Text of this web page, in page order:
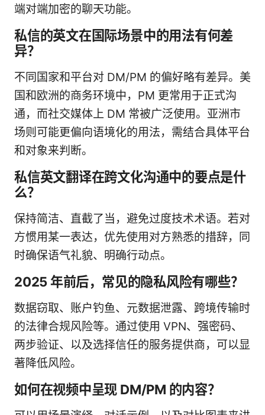
端对端加密的聊天功能。
私信的英文在国际场景中的用法有何差
异？
不同国家和平台对 DM/PM 的偏好略有差异。美
国和欧洲的商务环境中，PM 更常用于正式沟
通，而社交媒体上 DM 常被广泛使用。亚洲市
场则可能更偏向语境化的用法，需结合具体平台
和对象来判断。
私信英文翻译在跨文化沟通中的要点是什
么？
保持简洁、直截了当，避免过度技术术语。若对
方惯用某一表达，优先使用对方熟悉的措辞，同
时确保语气礼貌、明确行动点。
2025 年前后，常见的隐私风险有哪些？
数据窃取、账户钓鱼、元数据泄露、跨境传输时
的法律合规风险等。通过使用 VPN、强密码、
两步验证、以及选择信任的服务提供商，可以显
著降低风险。
如何在视频中呈现 DM/PM 的内容？